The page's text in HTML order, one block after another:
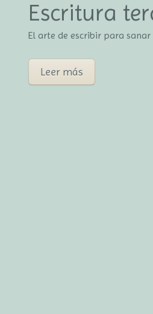
Escritura
El arte de escribir para sanar
Leer más